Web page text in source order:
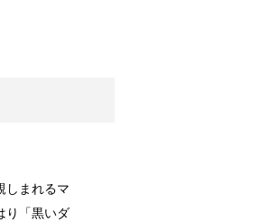
しまれるマ
り「黒いダ